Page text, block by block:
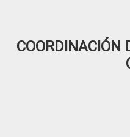
COORDINACIÓN